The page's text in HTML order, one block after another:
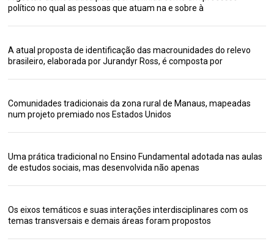
político no qual as pessoas que atuam na e sobre à
A atual proposta de identificação das macrounidades do relevo
brasileiro, elaborada por Jurandyr Ross, é composta por
Comunidades tradicionais da zona rural de Manaus, mapeadas
num projeto premiado nos Estados Unidos
Uma prática tradicional no Ensino Fundamental adotada nas aulas
de estudos sociais, mas desenvolvida não apenas
Os eixos temáticos e suas interações interdisciplinares com os
temas transversais e demais áreas foram propostos